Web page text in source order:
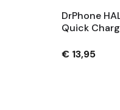
DrPhone
Quick
Oplader Met
€ 13,95